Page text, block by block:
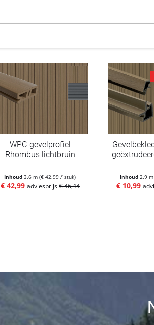
WPC-gevelprofiel
Rhombus lichtbruin
Inhoud3.6 m(€ 42,99 / stuk)
€ 42,99 adviesprijs€ 46,44
Inhoud2.9
€ 10,99